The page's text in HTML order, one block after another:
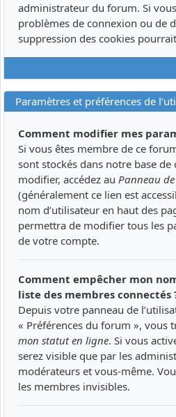
administrateur du forum. Si
problèmes de connexion ou de
suppression des cookies
Paramètres et préférences de
Comment modifier mes
Si vous êtes membre de ce
sont stockés dans notre base de
modifier, accédez au Panneau
(généralement ce lien est
nom d’utilisateur en haut des
permettra de modifier tous les
de votre compte.
Comment empêcher mon
liste des membres connectés
Depuis votre panneau de
« Préférences du forum », vous
mon statut en ligne. Si vous
serez visible que par les
modérateurs et vous-même.
les membres invisibles.